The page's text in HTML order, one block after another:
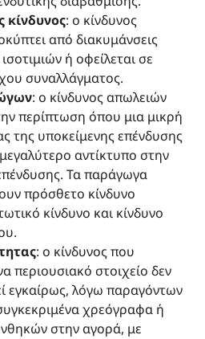
κίνδυνος: ο κίνδυνος
από διακυμάνσεις
ή οφείλεται σε
συναλλάγματος.
: ο κίνδυνος απωλειών
περίπτωση όπου μια μικρή
της υποκείμενης επένδυσης
αντίκτυπο στην
Τα παράγωγα
πρόσθετο κίνδυνο
κίνδυνο και κίνδυνο
: ο κίνδυνος που
περιουσιακό στοιχείο δεν
εγκαίρως, λόγω παραγόντων
χρεόγραφα ή
στην αγορά, με